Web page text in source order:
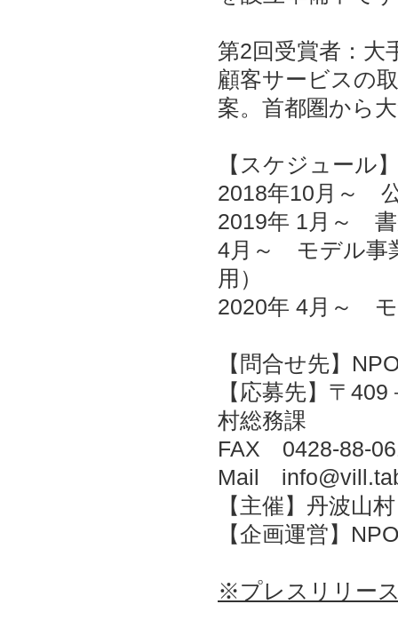
第2回受賞者：大
顧客サービスの
案。首都圏から
【スケジュール
2018年10月～
2019年 1月～ 書
4月～ モデル事
用）
2020年 4月～ モ
【問合せ先】
【応募先】〒
村総務課
FAX 0428-88-
Mail
【主催】丹波山村
【企画運営】
※プレスリリー